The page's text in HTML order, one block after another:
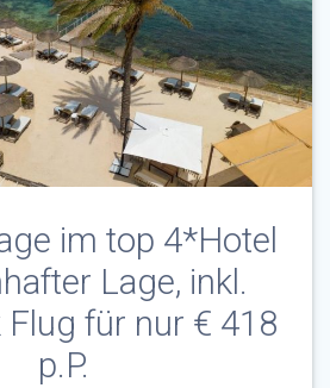
im top 4*Hotel
Lage, inkl.
für nur € 418
p.P.